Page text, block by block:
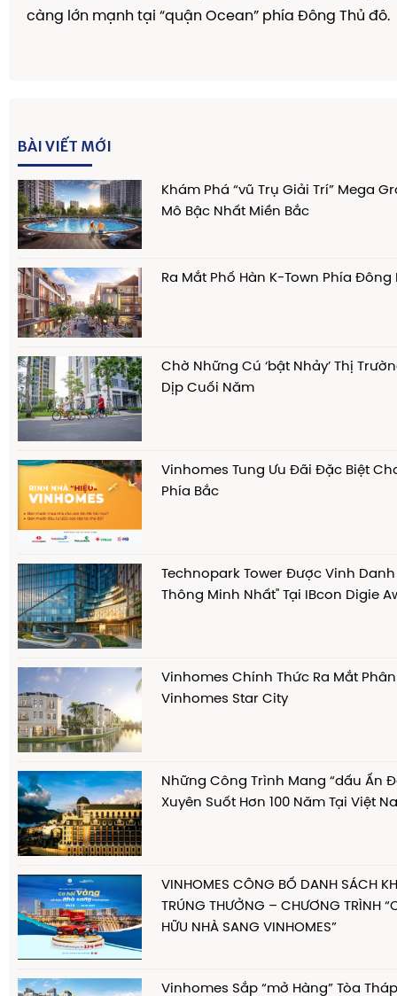
càng l ớn mạnh tại “quận Ocean” phía Đông Thủ đô.
BÀI VIẾT MỚI
Khám Phá “vũ Trụ Giải Trí” Mega
Mô Bậc Nhất Miền Bắc
Ra Mắt Phố Hàn K-Town Phía Đông
Chờ Những Cú ‘bật Nhảy’ Thị
Dịp Cuối Năm
Vinhomes Tung Ưu Đãi Đặc Biệt
Phía Bắc
Technopark Tower Được Vinh Danh
Thông Minh Nhất" Tại IBcon Digie
Vinhomes Chính Thức Ra Mắt
Vinhomes Star City
Những Công Trình Mang “dấu Ấn
Xuyên Suốt Hơn 100 Năm Tại Việt
VINHOMES CÔNG BỐ DANH SÁCH
TRÚNG THƯỞNG – CHƯƠNG TRÌNH
HỮU NHÀ SANG VINHOMES”
Vinhomes Sắp “mở Hàng” Tòa